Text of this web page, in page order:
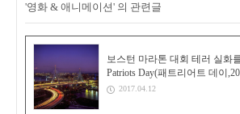
'영화 & 애니메이션' 의 관련글
보스턴 마라톤 대회 테러 실화
Patriots Day(패트리어트 데이
2017.04.12